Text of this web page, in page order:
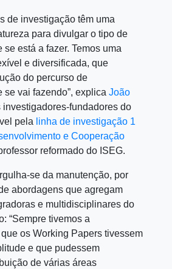
de investigação têm uma
para divulgar o tipo de
se está a fazer. Temos uma
e diversificada, que
do percurso de
se vai fazendo”, explica João
investigadores-fundadores do
pela linha de investigação 1
e Cooperação
reformado do ISEG.
se da manutenção, por
abordagens que agregam
e multidisciplinares do
“Sempre tivemos a
os Working Papers tivessem
e que pudessem
de várias áreas